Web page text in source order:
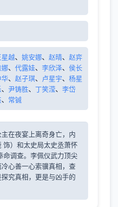
星越、 姚安娜、 赵晴、 赵弈
娜、 代露娃、 李欣泽、 侯长
华、 赵子琪、 卢星宇、 杨星
、 尹铸胜、 丁笑滢、 李岱
、 常铖
主在夜宴上离奇身亡，内
饰）和太史局太史丞萧怀
命调查。李佩仪武力顶尖
心善一心索骥真相，查
究真相，更是与凶手的